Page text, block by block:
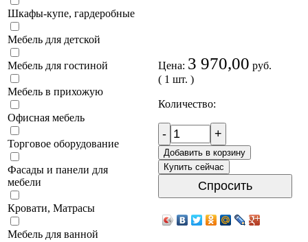
Шкафы-купе, гардеробные
Мебель для детской
Мебель для гостиной
Мебель в прихожую
Офисная мебель
Торговое оборудование
Фасады и панели для
мебели
Кровати, Матрасы
Мебель для ванной
Цена: 3 970,00 руб.
( 1 шт. )
Количество:
- +
Добавить в корзину
Купить сейчас
Спросить